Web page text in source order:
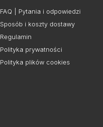
FAQ | Pytania i odpowiedzi
Sposób i koszty dostawy
Regulamin
Polityka prywatności
Polityka plików cookies